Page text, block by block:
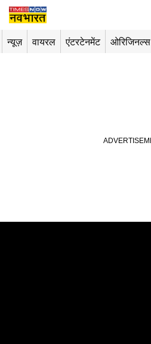
न्यूज़ वायरल एंटरटेनमेंट ओरिजिनल्स